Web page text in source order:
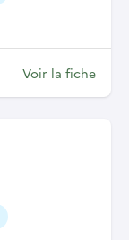
Voir la fiche